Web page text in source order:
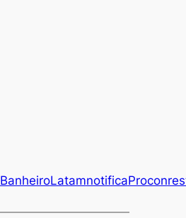
BanheiroLatamnotificaProcon